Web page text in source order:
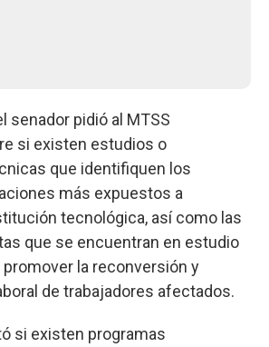
senador pidió al MTSS
si existen estudios o
que identifiquen los
más expuestos a
tecnológica, así como las
que se encuentran en estudio
la reconversión y
de trabajadores afectados.
si existen programas